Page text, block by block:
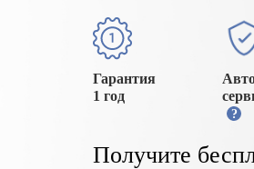
Гарантия
1 год
?
Получите